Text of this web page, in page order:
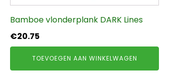
Bamboe vlonderplank DARK Lines
€20.75
TOEVOEGEN AAN WINKELWAGEN